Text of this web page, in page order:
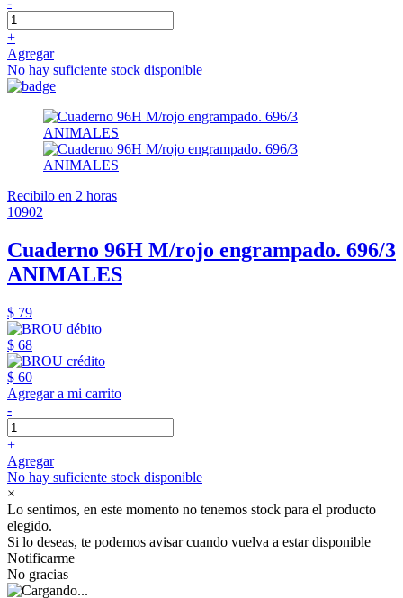
+
Agregar
No hay suficiente stock disponible
Recibilo en 2 horas
10902
Cuaderno 96H M/rojo engrampado. 696/3
ANIMALES
$ 79
$ 68
$ 60
Agregar a mi carrito
-
+
Agregar
No hay suficiente stock disponible
×
Lo sentimos, en este momento no tenemos stock para el producto
elegido.
Si lo deseas, te podemos avisar cuando vuelva a estar disponible
Notificarme
No gracias